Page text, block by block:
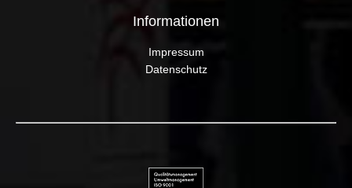
Informationen
Impressum
Datenschutz